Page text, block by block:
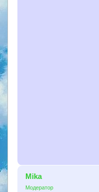
Mika
Модератор